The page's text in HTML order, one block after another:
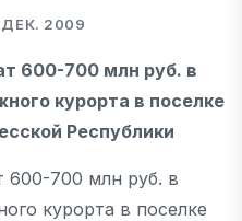
ДЕК. 2009
600-700 млн руб. в
курорта в поселке
Республики
600-700 млн руб. в
курорта в поселке